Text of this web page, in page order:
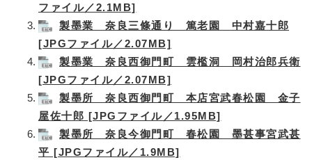
ファイル／2.1MB]
製墨業 奈良三條通り 篤老園 中村嘉十郎
[JPGファイル／2.07MB]
製墨業 奈良西御門町 雲檻洞 岡村治郎兵衛
[JPGファイル／2.07MB]
製墨所 奈良西御門町 本店宮武春松園 金子
屋佐十郎 [JPGファイル／1.95MB]
製墨所 奈良今御門町 春松園 墨甚事宮武甚
平 [JPGファイル／1.9MB]